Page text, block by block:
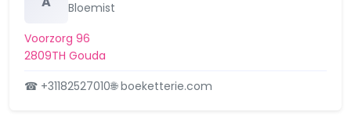
Bloemist
Voorzorg 96
2809TH Gouda
☎ +31182527010🌐 boeketterie.com